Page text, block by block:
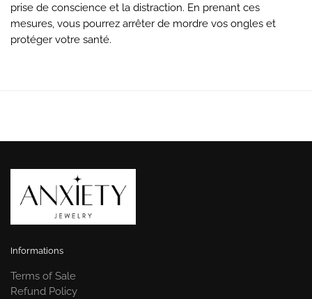
prise de conscience et la distraction. En prenant ces
mesures, vous pourrez arrêter de mordre vos ongles et
protéger votre santé.
Informations
Terms of Sale
Refund Policy